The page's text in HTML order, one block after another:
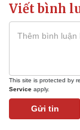
Viết bình
This site is protected by
Service apply.
Gửi tin